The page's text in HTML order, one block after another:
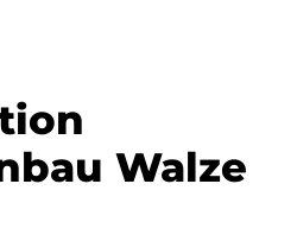
Walze